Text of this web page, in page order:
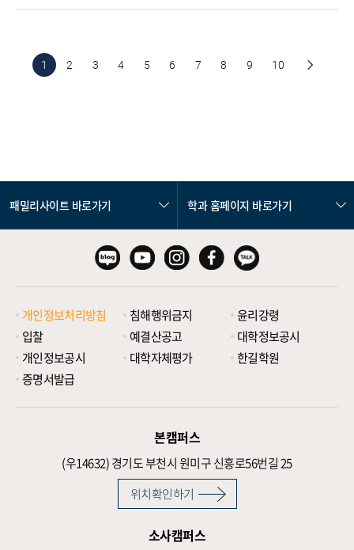
1 2 3 4 5 6 7 8 9 10
패밀리사이트 바로가기 학과 홈페이지 바로가기
개인정보처리방침 침해행위금지
윤리강령
입찰
예결산공고
대학정보공시
개인정보공시
대학자체평가
한길학원
증명서발급
본캠퍼스
(우14632)경기도 부천시 원미구 신흥로56번길 25
위치확인하기
소사캠퍼스